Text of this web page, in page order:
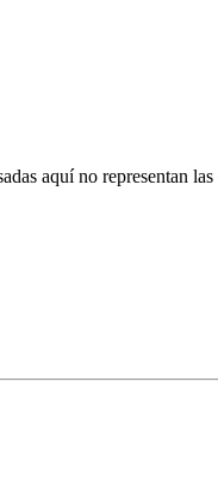
aquí no representan las